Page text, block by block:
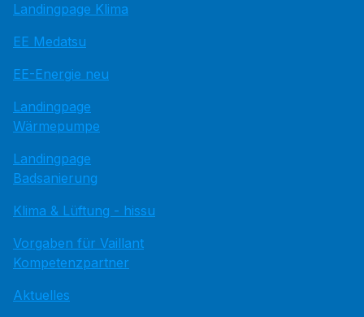
Landingpage Klima
EE Medatsu
EE-Energie neu
Landingpage
Wärmepumpe
Landingpage
Badsanierung
Klima & Lüftung - hissu
Vorgaben für Vaillant
Kompetenzpartner
Aktuelles